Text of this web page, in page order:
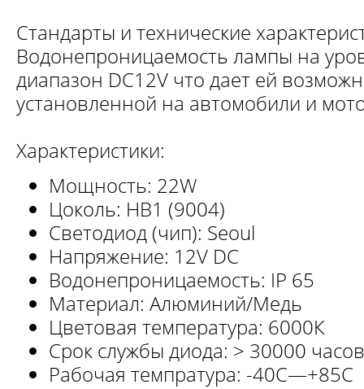
Стандарты и технические
Водонепроницаемость лампы на
диапазон DC12V что дает ей
установленной на автомобили и
Характеристики:
Мощность: 22W
Цоколь: НB1 (9004)
Светодиод (чип): Seoul
Напряжение: 12V DC
Водонепроницаемость: IP 65
Материал: Алюминий/Медь
Цветовая температура: 6000К
Срок службы диода: > 30000 часов
Рабочая темпратура: -40C—+85C